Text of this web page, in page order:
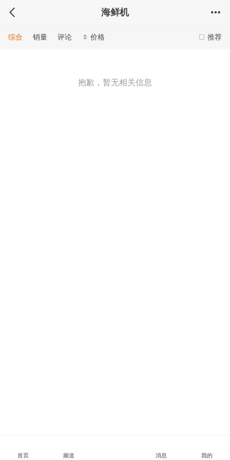
海鲜机
推荐
综合 销量 评论 价格
抱歉，暂无相关信息
首页 频道 消息 我的